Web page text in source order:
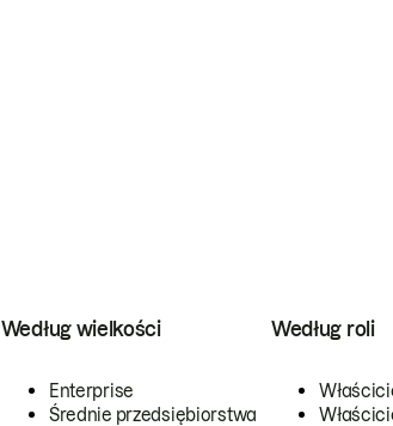
Według wielkości
Enterprise
Średnie przedsiębiorstwa
Według roli